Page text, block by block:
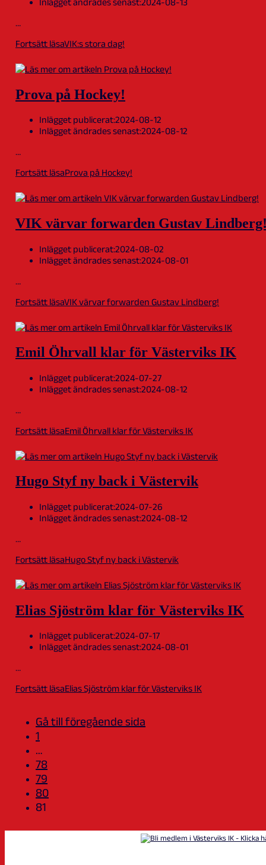
Inlägget ändrades senast:2024-08-13
…
Fortsätt läsaVIK:s stora dag!
Prova på Hockey!
Inlägget publicerat:2024-08-12
Inlägget ändrades senast:2024-08-12
…
Fortsätt läsaProva på Hockey!
VIK värvar forwarden Gustav
Inlägget publicerat:2024-08-02
Inlägget ändrades senast:2024-08-01
…
Fortsätt läsaVIK värvar forwarden Gustav Lindberg!
Emil Öhrvall klar för Västerviks IK
Inlägget publicerat:2024-07-27
Inlägget ändrades senast:2024-08-12
…
Fortsätt läsaEmil Öhrvall klar för Västerviks IK
Hugo Styf ny back i Västervik
Inlägget publicerat:2024-07-26
Inlägget ändrades senast:2024-08-12
…
Fortsätt läsaHugo Styf ny back i Västervik
Elias Sjöström klar för Västerviks IK
Inlägget publicerat:2024-07-17
Inlägget ändrades senast:2024-08-01
…
Fortsätt läsaElias Sjöström klar för Västerviks IK
Gå till föregående sida
1
…
78
79
80
81